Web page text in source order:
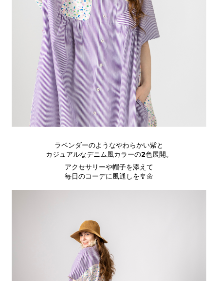
ラベンダーのようなやわらかい紫と
カジュアルなデニム風カラーの2色展開。
アクセサリーや帽子を添えて
毎日のコーデに風通しを🎐🌼